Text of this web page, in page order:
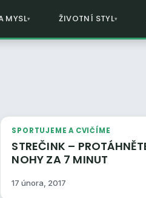
MYSL ŽIVOTNÍ STYL
SPORTUJEME A CVIČÍME
STREČINK –
NOHY ZA 7 MINUT
17 února, 2017